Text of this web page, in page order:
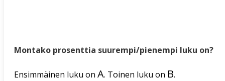
Montako prosenttia suurempi/pienempi luku on?
Ensimmäinen luku on A. Toinen luku on B.